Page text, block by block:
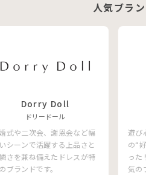
人気ブラ
Doll
謝恩会など幅
する上品さと
たドレスが特
。
エトユ
遊び心あるデザ
の“好き”を表現
ったりの洗練さ
気のブランドで